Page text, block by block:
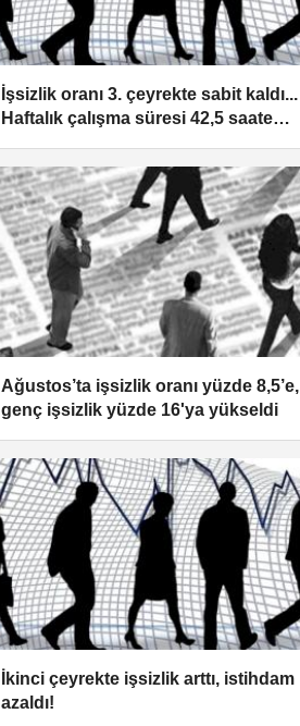
İşsizlik oranı 3. çeyrekte sabit kaldı...
Haftalık çalışma süresi 42,5 saate
Ağustos’ta işsizlik oranı yüzde 8,5’e,
genç işsizlik yüzde 16'ya yükseldi
İkinci çeyrekte işsizlik arttı, istihdam
azaldı!